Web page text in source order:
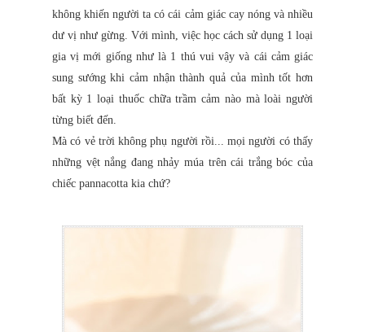
không khiến người ta có cái cảm giác cay nóng và nhiều
dư vị như gừng. Với mình, việc học cách sử dụng 1 loại
gia vị mới giống như là 1 thú vui vậy và cái cảm giác
sung sướng khi cảm nhận thành quả của mình tốt hơn
bất kỳ 1 loại thuốc chữa trầm cảm nào mà loài người
từng biết đến.
Mà có vẻ trời không phụ người rồi... mọi người có thấy
những vệt nắng đang nhảy múa trên cái trắng bóc của
chiếc pannacotta kia chứ?